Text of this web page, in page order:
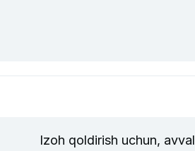
Izoh qoldirish uchun, avval